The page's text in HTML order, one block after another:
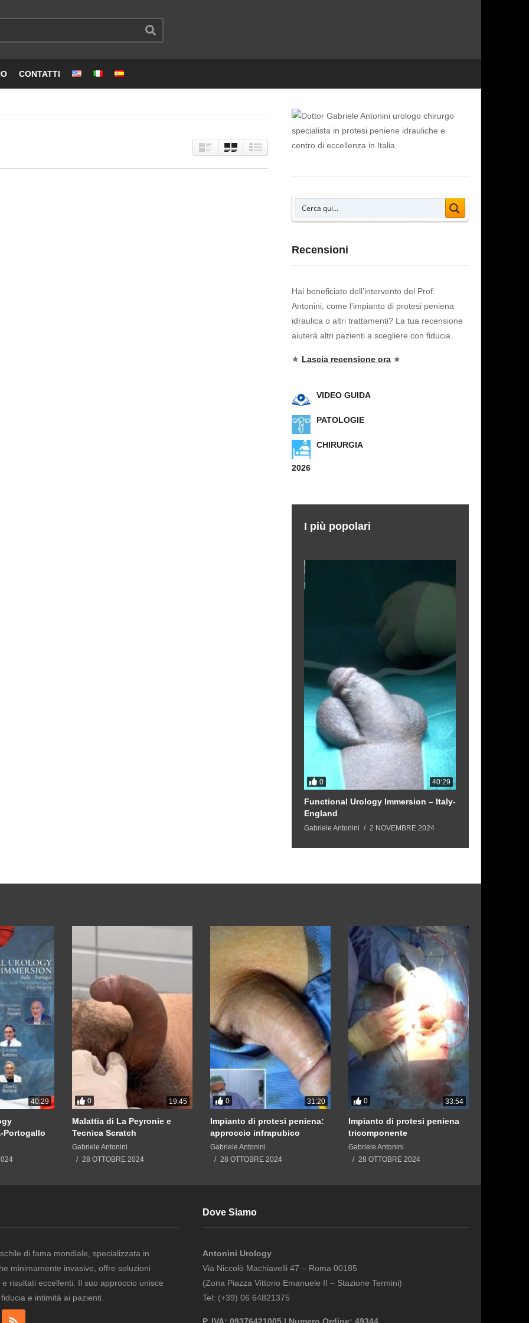
CONTATTI
Recensioni
Hai beneficiato dell’intervento del Prof.
Antonini, come l’impianto di protesi peniena
idraulica o altri trattamenti? La tua recensione
aiuterà altri pazienti a scegliere con fiducia.
★ Lascia recensione ora ★
VIDEO GUIDA
PATOLOGIE
CHIRURGIA
2026
I più popolari
0 40:29
Functional Urology Immersion – Italy-
England
Gabriele Antonini 2 NOVEMBRE 2024
40:29
Portogallo
0 19:45
Malattia di La Peyronie e
Tecnica Scratch
Gabriele Antonini
28 OTTOBRE 2024
0 31:20
Impianto di protesi peniena:
approccio infrapubico
Gabriele Antonini
28 OTTOBRE 2024
0 33:54
Impianto di protesi peniena
tricomponente
Gabriele Antonini
28 OTTOBRE 2024
di fama mondiale, specializzata in
minimamente invasive, offre soluzioni
risultati eccellenti. Il suo approccio unisce
e intimità ai pazienti.
Dove Siamo
Antonini Urology
Via Niccolò Machiavelli 47 – Roma 00185
(Zona Piazza Vittorio Emanuele II – Stazione Termini)
Tel: (+39) 06 64821375